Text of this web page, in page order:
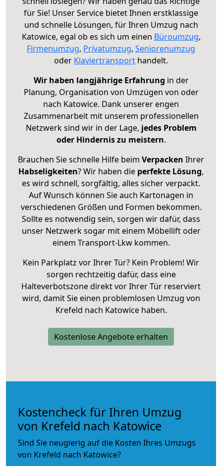
für Sie! Unser Service bietet Ihnen erstklassige
und schnelle Lösungen, für Ihren Umzug nach
Katowice, egal ob es sich um einen Büroumzug,
Firmenumzug, Privatumzug, Seniorenumzug
oder Klaviertransport handelt.
Wir haben langjährige Erfahrung in der
Planung, Organisation von Umzügen von oder
nach Katowice. Dank unserer engen
Zusammenarbeit mit unserem professionellen
Netzwerk sind wir in der Lage, jedes Problem
oder Hindernis zu meistern.
Brauchen Sie schnelle Hilfe beim Verpacken Ihrer
Habseligkeiten? Wir haben die perfekte Lösung,
es wird schnell, sorgfältig, alles sicher verpackt.
Auf Wunsch können Sie auch Kartonagen in
verschiedenen Größen und Formen bekommen.
Sollte es notwendig sein, sorgen wir dafür, dass
unser Netzwerk sogar mit einem Möbellift oder
einem Transport-Lkw kommen.
Kein Parkplatz vor Ihrer Tür? Kein Problem! Wir
sorgen rechtzeitig dafür, dass eine
Halteverbotszone direkt vor Ihrer Tür reserviert
wird, damit Sie einen problemlosen Umzug von
Krefeld nach Katowice haben.
Kostenlose Angebote erhalten
Kostencheck für Ihren Umzug
von Krefeld nach Katowice
Sind Sie neugierig auf die Kosten Ihres Umzugs
von Krefeld nach Katowice?